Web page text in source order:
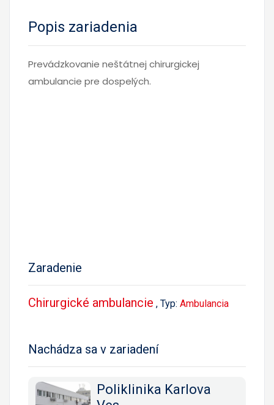
Popis zariadenia
Prevádzkovanie neštátnej chirurgickej
ambulancie pre dospelých.
Zaradenie
Chirurgické ambulancie , Typ: Ambulancia
Nachádza sa v zariadení
Poliklinika Karlova